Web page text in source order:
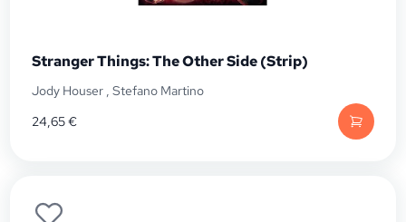
Stranger Things: The Other Side (Strip)
Jody Houser ,Stefano Martino
24,65€